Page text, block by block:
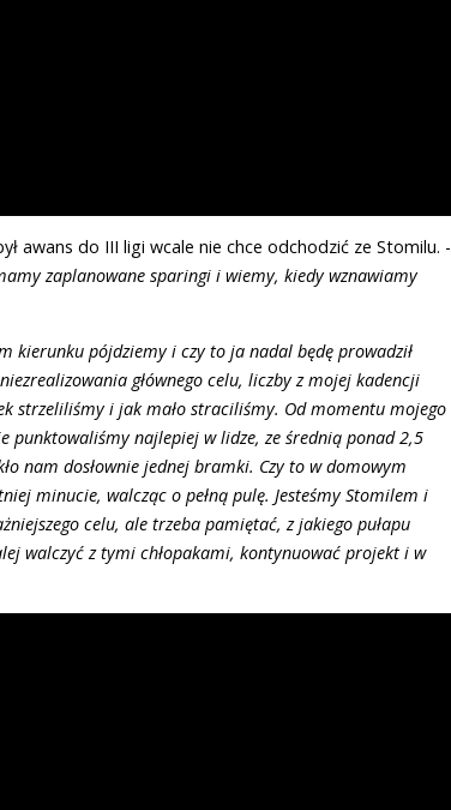
awans do III ligi wcale nie chce odchodzić ze Stomilu. -
zaplanowane sparingi i wiemy, kiedy wznawiamy
kierunku pójdziemy i czy to ja nadal będę prowadził
głównego celu, liczby z mojej kadencji
strzeliliśmy i jak mało straciliśmy. Od momentu mojego
punktowaliśmy najlepiej w lidze, ze średnią ponad 2,5
nam dosłownie jednej bramki. Czy to w domowym
minucie, walcząc o pełną pulę. Jesteśmy Stomilem i
celu, ale trzeba pamiętać, z jakiego pułapu
walczyć z tymi chłopakami, kontynuować projekt i w